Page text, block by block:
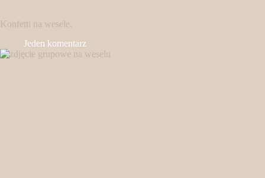
Konfetti na wesele.
Jeden komentarz